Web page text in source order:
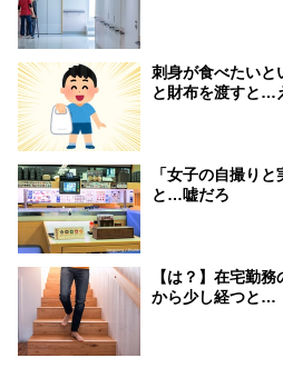
刺身が食べたいと
と財布を渡すと…
「女子の自撮り
と…嘘だろ
【は？】在宅勤
から少し経つと…